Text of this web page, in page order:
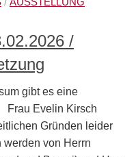
/
gibt es eine
Frau Evelin Kirsch
Gründen leider
von Herrn